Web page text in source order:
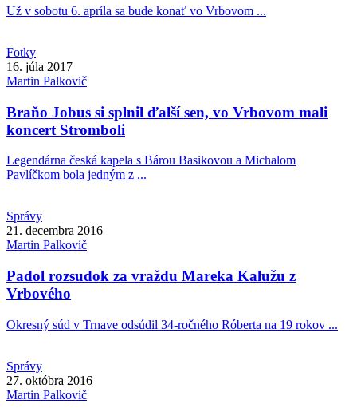
Už v sobotu 6. apríla sa bude konať vo Vrbovom ...
Fotky
16. júla 2017
Martin Palkovič
Braňo Jobus si splnil ďalší sen, vo Vrbovom mali
koncert Stromboli
Legendárna česká kapela s Bárou Basikovou a Michalom
Pavlíčkom bola jedným z ...
Správy
21. decembra 2016
Martin Palkovič
Padol rozsudok za vraždu Mareka Kalužu z
Vrbového
Okresný súd v Trnave odsúdil 34-ročného Róberta na 19 rokov ...
Správy
27. októbra 2016
Martin Palkovič